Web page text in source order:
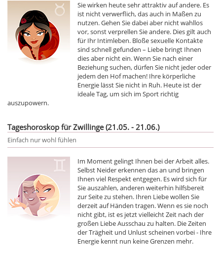
Sie wirken heute sehr attraktiv auf andere. Es
ist nicht verwerflich, das auch in Maßen zu
nutzen. Gehen Sie dabei aber nicht wahllos
vor, sonst verprellen Sie andere. Dies gilt auch
für Ihr Intimleben. Bloße sexuelle Kontakte
sind schnell gefunden – Liebe bringt Ihnen
dies aber nicht ein. Wenn Sie nach einer
Beziehung suchen, dürfen Sie nicht jeder oder
jedem den Hof machen! Ihre körperliche
Energie lässt Sie nicht in Ruh. Heute ist der
ideale Tag, um sich im Sport richtig
auszupowern.
Tageshoroskop für Zwillinge (21.05. - 21.06.)
Einfach nur wohl fühlen
Im Moment gelingt Ihnen bei der Arbeit alles.
Selbst Neider erkennen das an und bringen
Ihnen viel Respekt entgegen. Es wird sich für
Sie auszahlen, anderen weiterhin hilfsbereit
zur Seite zu stehen. Ihren Liebe wollen Sie
derzeit auf Händen tragen. Wenn es sie noch
nicht gibt, ist es jetzt vielleicht Zeit nach der
großen Liebe Ausschau zu halten. Die Zeiten
der Trägheit und Unlust scheinen vorbei - Ihre
Energie kennt nun keine Grenzen mehr.